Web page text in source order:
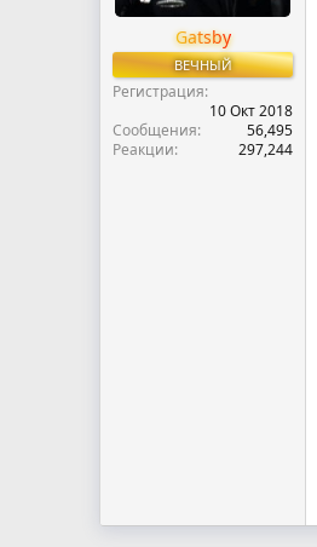
Gatsby
ВЕЧНЫЙ
Регистрация
10 Окт 2018
Сообщения
56,495
Реакции
297,244